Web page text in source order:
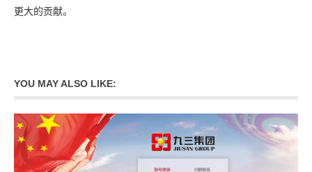
更大的贡献。
YOU MAY ALSO LIKE: